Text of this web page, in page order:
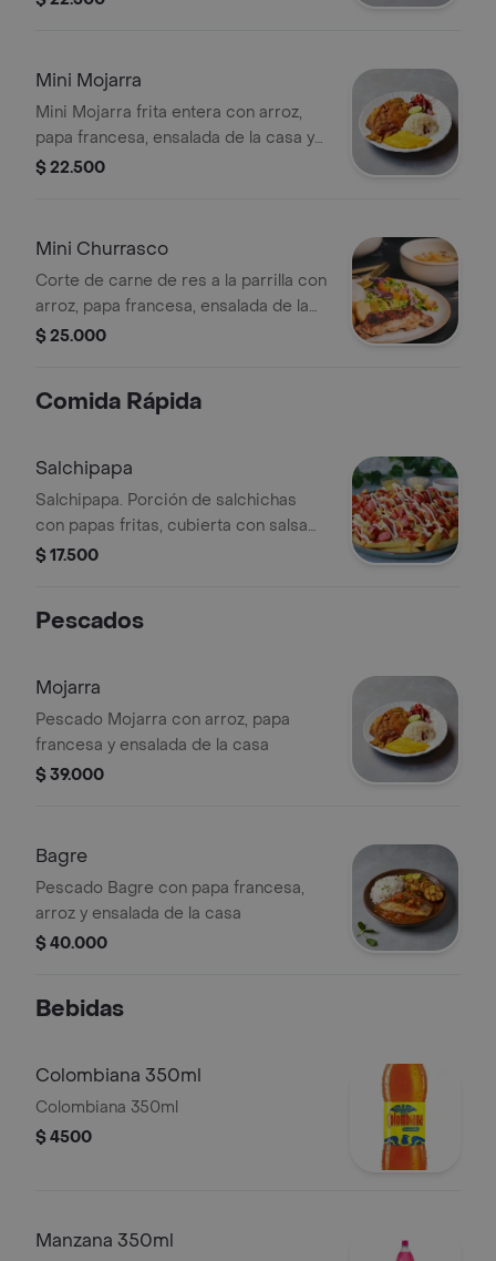
Mini Mojarra
Mini Mojarra frita entera con arroz,
papa francesa, ensalada de la casa y
yuca
$ 22.500
Mini Churrasco
Corte de carne de res a la parrilla con
arroz, papa francesa, ensalada de la
casa y yuca
$ 25.000
Comida Rápida
Salchipapa
Salchipapa. Porción de salchichas
con papas fritas, cubierta con salsa
de tomate, mayonesa y mostaza.
$ 17.500
Pescados
Mojarra
Pescado Mojarra con arroz, papa
francesa y ensalada de la casa
$ 39.000
Bagre
Pescado Bagre con papa francesa,
arroz y ensalada de la casa
$ 40.000
Bebidas
Colombiana 350ml
Colombiana 350ml
$ 4500
Manzana 350ml